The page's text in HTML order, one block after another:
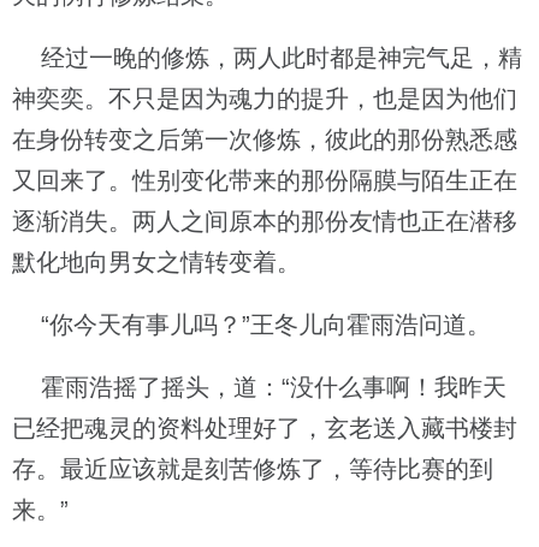
经过一晚的修炼，两人此时都是神完气足，精
神奕奕。不只是因为魂力的提升，也是因为他们
在身份转变之后第一次修炼，彼此的那份熟悉感
又回来了。性别变化带来的那份隔膜与陌生正在
逐渐消失。两人之间原本的那份友情也正在潜移
默化地向男女之情转变着。
“你今天有事儿吗？”王冬儿向霍雨浩问道。
霍雨浩摇了摇头，道：“没什么事啊！我昨天
已经把魂灵的资料处理好了，玄老送入藏书楼封
存。最近应该就是刻苦修炼了，等待比赛的到
来。”